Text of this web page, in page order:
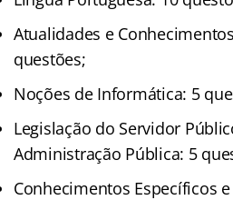
Atualidades e
questões;
Noções de Informática: 5
Legislação do Servidor
Administração Pública: 5
Conhecimentos Específicos